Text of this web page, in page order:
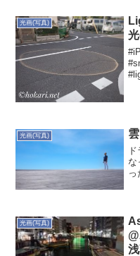
光画(写真)
光画(写真)
な
光画(写真)